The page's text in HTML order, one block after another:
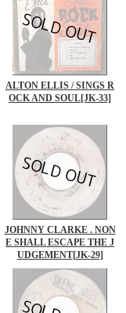
ALTON ELLIS / SINGS R
OCK AND SOUL[JK-33]
JOHNNY CLARKE . NON
E SHALL ESCAPE THE J
UDGEMENT[JK-29]